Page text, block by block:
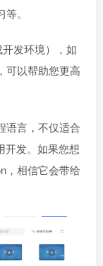
。
发环境），如
可以帮助您更高
语言，不仅适合
开发。如果您想
，相信它会带给